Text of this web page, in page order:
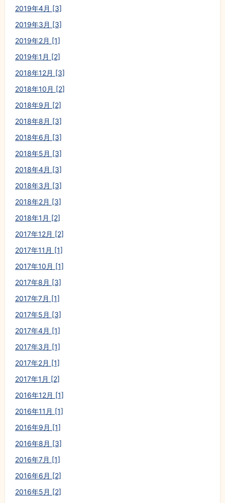
2019年4月 [3]
2019年3月 [3]
2019年2月 [1]
2019年1月 [2]
2018年12月 [3]
2018年10月 [2]
2018年9月 [2]
2018年8月 [3]
2018年6月 [3]
2018年5月 [3]
2018年4月 [3]
2018年3月 [3]
2018年2月 [3]
2018年1月 [2]
2017年12月 [2]
2017年11月 [1]
2017年10月 [1]
2017年8月 [3]
2017年7月 [1]
2017年5月 [3]
2017年4月 [1]
2017年3月 [1]
2017年2月 [1]
2017年1月 [2]
2016年12月 [1]
2016年11月 [1]
2016年9月 [1]
2016年8月 [3]
2016年7月 [1]
2016年6月 [2]
2016年5月 [2]